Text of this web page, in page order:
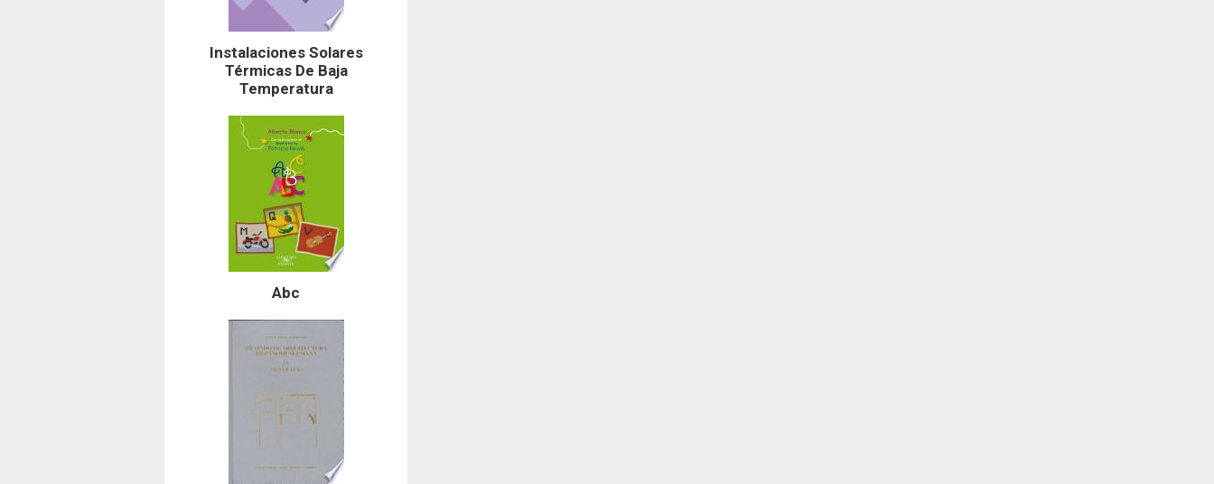
Instalaciones Solares
Térmicas De Baja
Temperatura
Abc